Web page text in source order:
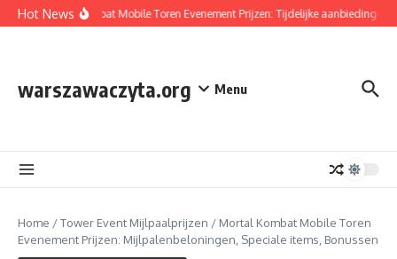
Skip to content
Hot News
Mortal Kombat Mobile Toren Evenement Prijzen: Tijdelijke aanbiedingen,
warszawaczyta.org Menu
Home /Tower Event Mijlpaalprijzen / Mortal Kombat Mobile Toren
Evenement Prijzen: Mijlpalenbeloningen, Speciale items, Bonussen